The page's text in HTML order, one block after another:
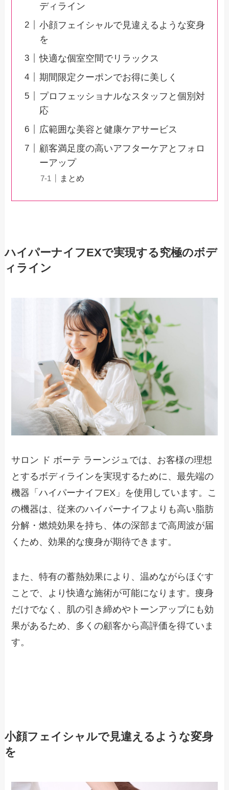
ディライン
小顔フェイシャルで見違えるような変身
を
快適な個室空間でリラックス
期間限定クーポンでお得に美しく
プロフェッショナルなスタッフと個別対
応
広範囲な美容と健康ケアサービス
顧客満足度の高いアフターケアとフォロ
ーアップ
まとめ
ハイパーナイフEXで実現する究極のボデ
ィライン
サロン ド ボーテ ラーンジュでは、お客様の理想
とするボディラインを実現するために、最先端の
機器「ハイパーナイフEX」を使用しています。こ
の機器は、従来のハイパーナイフよりも高い脂肪
分解・燃焼効果を持ち、体の深部まで高周波が届
くため、効果的な痩身が期待できます。
また、特有の蓄熱効果により、温めながらほぐす
ことで、より快適な施術が可能になります。痩身
だけでなく、肌の引き締めやトーンアップにも効
果があるため、多くの顧客から高評価を得ていま
す。
小顔フェイシャルで見違えるような変身
を